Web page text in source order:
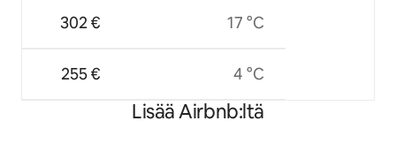
302 €
255 €
17 °C
4 °C
Lisää Airbnb:ltä